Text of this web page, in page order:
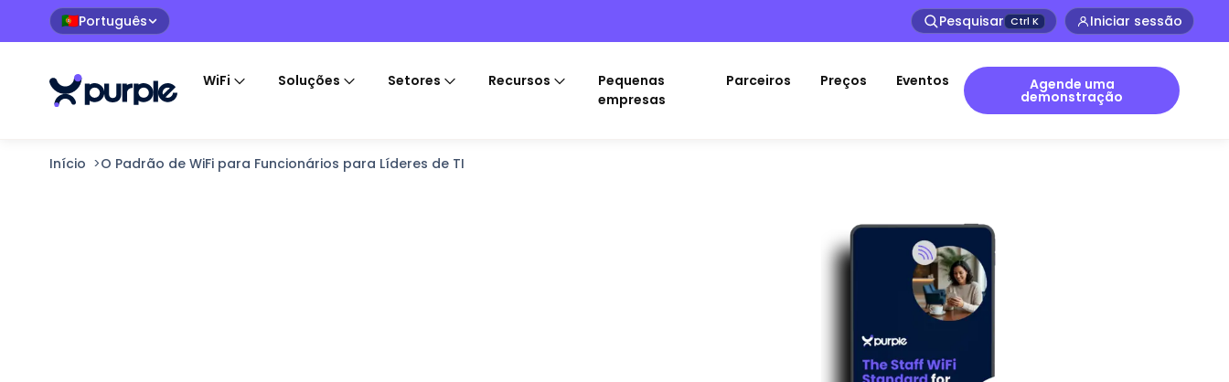
🇵🇹Português Pesquisar Ctrl K Iniciar sessão
WiFi Soluções Setores Recursos
Pequenas
empresas
Parceiros Preços Eventos Agende uma
demonstração
Início >O Padrão de WiFi para Funcionários para Líderes de TI